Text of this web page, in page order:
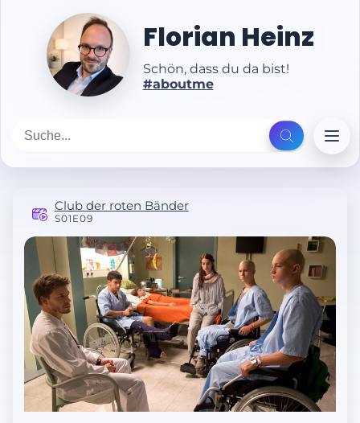
Florian Heinz
Schön, dass du da bist!
#aboutme
Club der roten Bänder
S01E09